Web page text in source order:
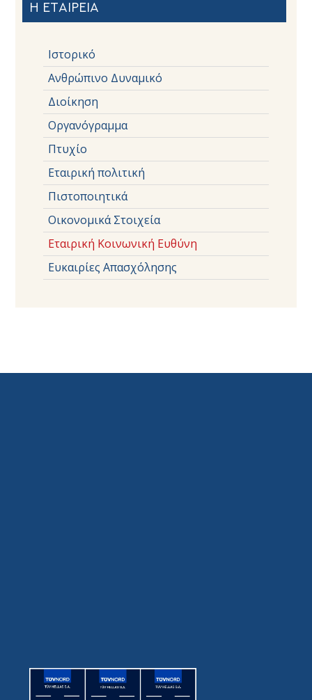
Η ΕΤΑΙΡΕΙΑ
Ιστορικό
Ανθρώπινο Δυναμικό
Διοίκηση
Οργανόγραμμα
Πτυχίο
Εταιρική πολιτική
Πιστοποιητικά
Οικονομικά Στοιχεία
Εταιρική Κοινωνική Ευθύνη
Ευκαιρίες Απασχόλησης